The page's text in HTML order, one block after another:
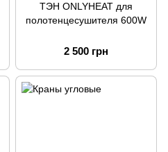
ТЭН ONLYHEAT для
полотенцесушителя 600W
2 500 грн